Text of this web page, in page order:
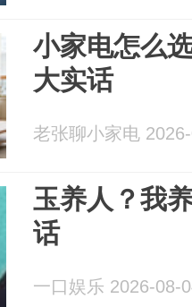
小家电怎么
大实话
老张聊小家电
玉养人？我
话
一口娱乐 2026-08-